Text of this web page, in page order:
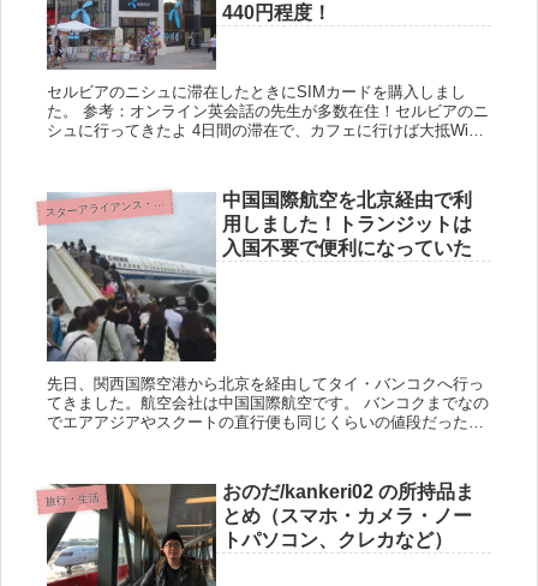
440円程度！
セルビアのニシュに滞在したときにSIMカードを購入しまし
た。 参考：オンライン英会話の先生が多数在住！セルビアのニ
シュに行ってきたよ 4日間の滞在で、カフェに行けば大抵WiFi
ス ターアライアンス・アライアンス（Star Alliance）
中国国際航空を北京経由で利
用しました！トランジットは
入国不要で便利になっていた
先日、関西国際空港から北京を経由してタイ・バンコクへ行っ
てきました。航空会社は中国国際航空です。 バンコクまでなの
でエアアジアやスクートの直行便も同じくらいの値段だったの
旅行・生活
おのだ/kankeri02 の所持品ま
とめ（スマホ・カメラ・ノー
トパソコン、クレカなど）